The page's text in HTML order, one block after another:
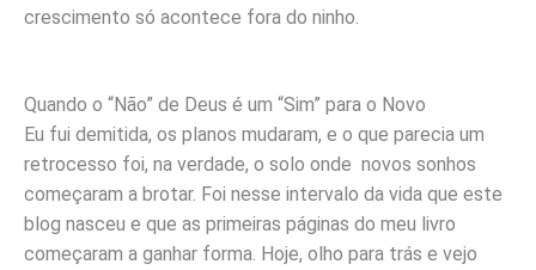
crescimento só acontece fora do ninho.
Quando o “Não” de Deus é um “Sim” para o Novo
Eu fui demitida, os planos mudaram, e o que parecia um
retrocesso foi, na verdade, o solo onde novos sonhos
começaram a brotar. Foi nesse intervalo da vida que este
blog nasceu e que as primeiras páginas do meu livro
começaram a ganhar forma. Hoje, olho para trás e vejo